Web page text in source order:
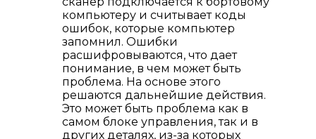
компьютеру и считывает коды
ошибок, которые компьютер
запомнил. Ошибки
расшифровываются, что дает
понимание, в чем может быть
проблема. На основе этого
решаются дальнейшие действия.
Это может быть проблема как в
самом блоке управления, так и в
других деталях, из-за которых